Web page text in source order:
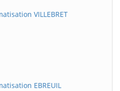
VILLEBRET
EBREUIL